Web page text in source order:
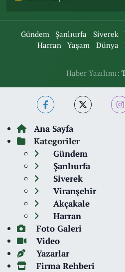
Gündem Şanlıurfa Siverek
Harran
Yaşam Dünya
Haber Yazılımı:
Ana Sayfa
Kategoriler
Gündem
Şanlıurfa
Siverek
Viranşehir
Akçakale
Harran
Foto Galeri
Video
Yazarlar
Firma Rehberi